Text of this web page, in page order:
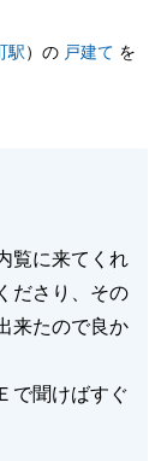
頼りくださ
駅）の 戸建て を
覧に来てくれ
ださり、その
来たので良か
で聞けばすぐ